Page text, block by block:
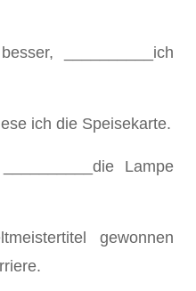
__________ich
ich die Speisekarte.
Lampe
gewonnen